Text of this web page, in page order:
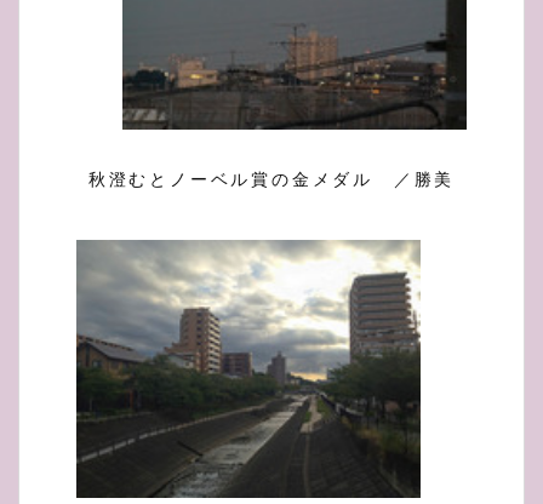
秋澄むとノーベル賞の金メダル ／勝美